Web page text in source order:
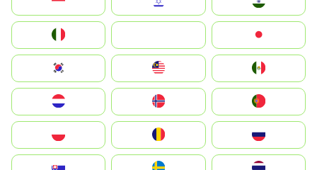
South Korea